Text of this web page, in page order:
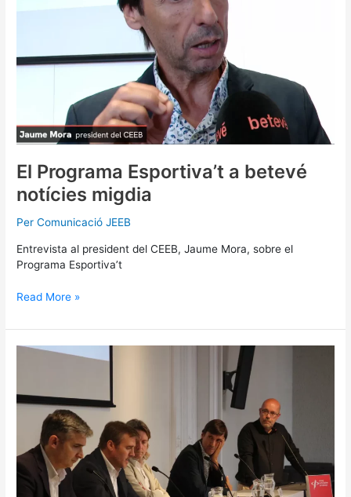
El Programa Esportiva’t a betevé
notícies migdia
Per Comunicació JEEB
Entrevista al president del CEEB, Jaume Mora, sobre el
Programa Esportiva’t
Read More »
Esportiva’t,
per
millorar
salut
infantil